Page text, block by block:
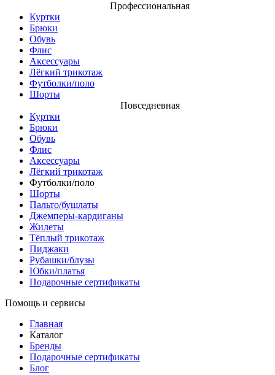
Профессиональная
Куртки
Брюки
Обувь
Флис
Аксессуары
Лёгкий трикотаж
Футболки/поло
Шорты
Повседневная
Куртки
Брюки
Обувь
Флис
Аксессуары
Лёгкий трикотаж
Футболки/поло
Шорты
Пальто/бушлаты
Джемперы-кардиганы
Жилеты
Тёплый трикотаж
Пиджаки
Рубашки/блузы
Юбки/платья
Подарочные сертификаты
Помощь и сервисы
Главная
Каталог
Бренды
Подарочные сертификаты
Блог